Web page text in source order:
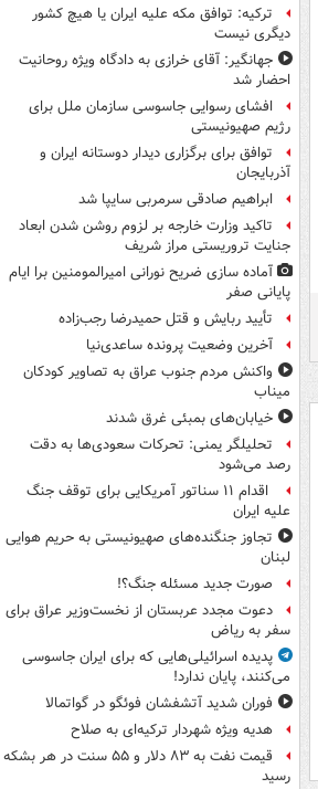
ترکیه: توافق مکه علیه ایران یا هیچ کشور
دیگری نیست
جهانگیر: آقای خرازی به دادگاه ویژه روحانیت
احضار شد
افشای رسوایی جاسوسی سازمان ملل برای
رژیم صهیونیستی
توافق برای برگزاری دیدار دوستانه ایران و
آذربایجان
ابراهیم صادقی سرمربی سایپا شد
تاکید وزارت خارجه بر لزوم روشن شدن ابعاد
جنایت تروریستی مراز شریف
آماده سازی ضریح نورانی امیرالمومنین برا ایام
پایانی صفر
تأیید ربایش و قتل حمیدرضا رجب‌زاده
آخرین وضعیت پرونده ساعدی‌نیا
واکنش مردم جنوب عراق به تصاویر کودکان
میناب
خیابان‌های بمبئی غرق شدند
تحلیلگر یمنی: تحرکات سعودی‌ها به دقت
رصد می‌شود
اقدام ۱۱ سناتور آمریکایی برای توقف جنگ
علیه ایران
تجاوز جنگنده‌های صهیونیستی به حریم هوایی
لبنان
صورت جدید مسئله جنگ؟!
دعوت مجدد عربستان از نخست‌وزیر عراق برای
سفر به ریاض
پدیده اسرائیلی‌هایی که برای ایران جاسوسی
می‌کنند، پایان ندارد!
فوران شدید آتشفشان فوئگو در گواتمالا
هدیه ویژه شهردار ترکیه‌ای به صلاح
قیمت نفت به ۸۳ دلار و ۵۵ سنت در هر بشکه
رسید